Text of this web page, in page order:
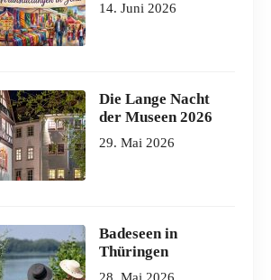
14. Juni 2026
Die Lange Nacht
der Museen 2026
29. Mai 2026
Badeseen in
Thüringen